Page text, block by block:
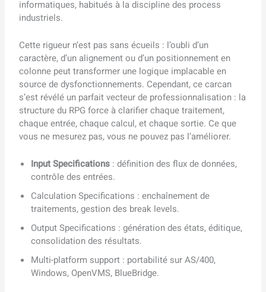
informatiques, habitués à la discipline des process
industriels.
Cette rigueur n’est pas sans écueils : l’oubli d’un
caractère, d’un alignement ou d’un positionnement en
colonne peut transformer une logique implacable en
source de dysfonctionnements. Cependant, ce carcan
s’est révélé un parfait vecteur de professionnalisation : la
structure du RPG force à clarifier chaque traitement,
chaque entrée, chaque calcul, et chaque sortie. Ce que
vous ne mesurez pas, vous ne pouvez pas l’améliorer.
Input Specifications : définition des flux de données,
contrôle des entrées.
Calculation Specifications : enchaînement de
traitements, gestion des break levels.
Output Specifications : génération des états, éditique,
consolidation des résultats.
Multi-platform support : portabilité sur AS/400,
Windows, OpenVMS, BlueBridge.